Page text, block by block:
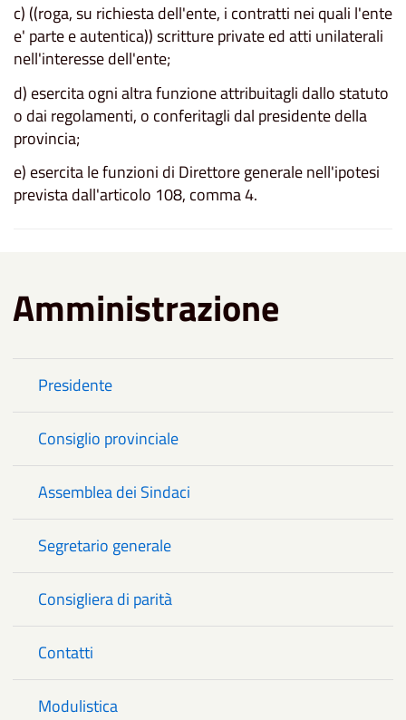
c) ((roga, su richiesta dell'ente, i contratti nei quali l'ente
e' parte e autentica)) scritture private ed atti unilaterali
nell'interesse dell'ente;
d) esercita ogni altra funzione attribuitagli dallo statuto
o dai regolamenti, o conferitagli dal presidente della
provincia;
e) esercita le funzioni di Direttore generale nell'ipotesi
prevista dall'articolo 108, comma 4.
Amministrazione
Presidente
Consiglio provinciale
Assemblea dei Sindaci
Segretario generale
Consigliera di parità
Contatti
Modulistica